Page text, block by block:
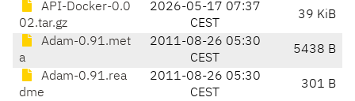
API-Docker-0.0
02.tar.gz
2026-05-17 07:37
CEST
39 KiB
Adam-0.91.met
a
2011-08-26 05:30
CEST
5438 B
Adam-0.91.rea
dme
2011-08-26 05:30
CEST
301 B